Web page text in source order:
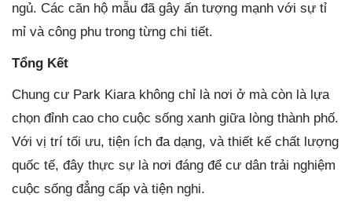
ngủ. Các căn hộ mẫu đã gây ấn tượng mạnh với sự tỉ
mỉ và công phu trong từng chi tiết.
Tổng Kết
Chung cư Park Kiara không chỉ là nơi ở mà còn là lựa
chọn đỉnh cao cho cuộc sống xanh giữa lòng thành phố.
Với vị trí tối ưu, tiện ích đa dạng, và thiết kế chất lượng
quốc tế, đây thực sự là nơi đáng để cư dân trải nghiệm
cuộc sống đẳng cấp và tiện nghi.